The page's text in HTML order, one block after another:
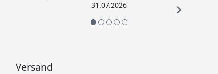
31.07.2026
Versand